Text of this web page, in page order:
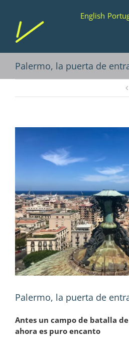
contenido
English
Palermo, la puerta de
Palermo, la puerta de
Antes un campo de batalla
ahora es puro encanto